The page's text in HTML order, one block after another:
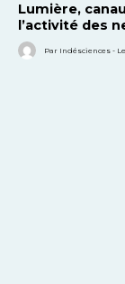
Lumière,
l’activité des
Par Indésciences -